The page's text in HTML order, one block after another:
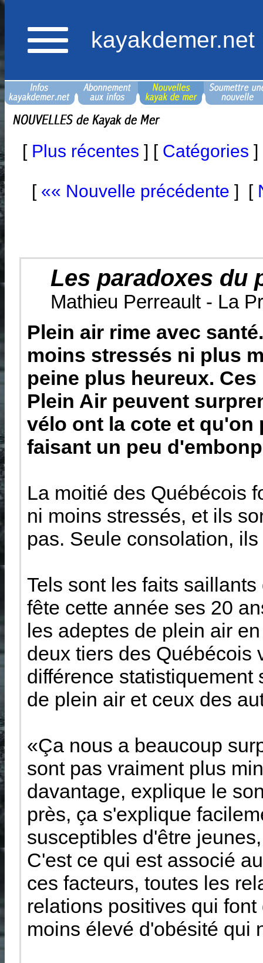
kayakdemer.net
[ Plus récentes ] [ Catégories
[ «« Nouvelle précédente ] [
Les paradoxes du
Mathieu Perreault - La
Plein air rime avec
moins stressés ni plus
peine plus heureux.
Plein Air peuvent
vélo ont la cote et qu'on
faisant un peu
La moitié des Québécois
ni moins stressés, et ils
pas. Seule consolation,
Tels sont les faits
fête cette année ses 20
les adeptes de plein air
deux tiers des Québécois
différence
de plein air et ceux des
«Ça nous a beaucoup
sont pas vraiment plus
davantage, explique le
près, ça s'explique
susceptibles d'être
C'est ce qui est associé
ces facteurs, toutes les
relations positives qui
moins élevé d'obésité qui